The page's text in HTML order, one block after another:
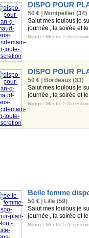
DISPO POUR
50 € | Montpellier (34)
Salut mes loulous je
journée , la soirée et
Bijoux / Montre >
DISPO POUR
50 € | Bordeaux (33)
Salut mes loulous je
journée , la soirée et
Bijoux / Montre >
Belle femme
50 € | Lille (59)
Salut mes loulous je
journée , la soirée et
Bijoux / Montre >